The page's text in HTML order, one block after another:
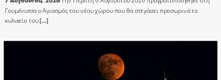
Γουμένισσα ο Αγιασμός του νέου χώρου που θα στεγάσει προσωρινά το
κυλικείο του[…]